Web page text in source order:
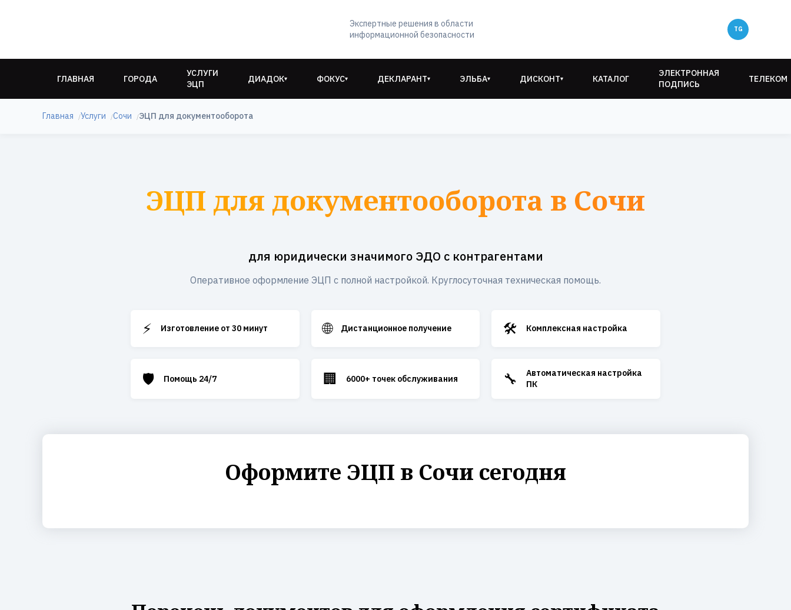
Экспертные решения в области
информационной безопасности
ГЛАВНАЯ ГОРОДА
УСЛУГИ
ЭЦП
ДИАДОК▾ ФОКУС▾ ДЕКЛАРАНТ▾ ЭЛЬБА▾ ДИСКОНТ▾ КАТАЛОГ
ЭЛЕКТРОННАЯ
ПОДПИСЬ
ТЕЛЕКОМ
Главная Услуги Сочи ЭЦП для документооборота
ЭЦП для документооборота в Сочи
для юридически значимого ЭДО с контрагентами
Оперативное оформление ЭЦП с полной настройкой. Круглосуточная техническая помощь.
⚡ Изготовление от 30 минут 🌐 Дистанционное получение 🛠️ Комплексная настройка
🛡️ Помощь 24/7 🏢 6000+ точек обслуживания 🔧
Автоматическая настройка
ПК
Оформите ЭЦП в Сочи сегодня